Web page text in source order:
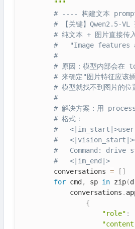
        """
# ---- 构建文本
# 【关键】Qwen2.5-
# 纯文本 + 图片直接传入
#   "Image features
#
# 原因：模型内部会
# 来确定"图片特征应该
# 模型就找不到图片的
#
# 解决方案：用
# 格式：
#   <|im_start|>user
#
#   Command: drive
#   <|im_end|>
        conversations
= [ ]
for cmd , sp in zip(
            conversations
.
{
"role" :